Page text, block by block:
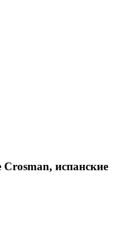
испанские